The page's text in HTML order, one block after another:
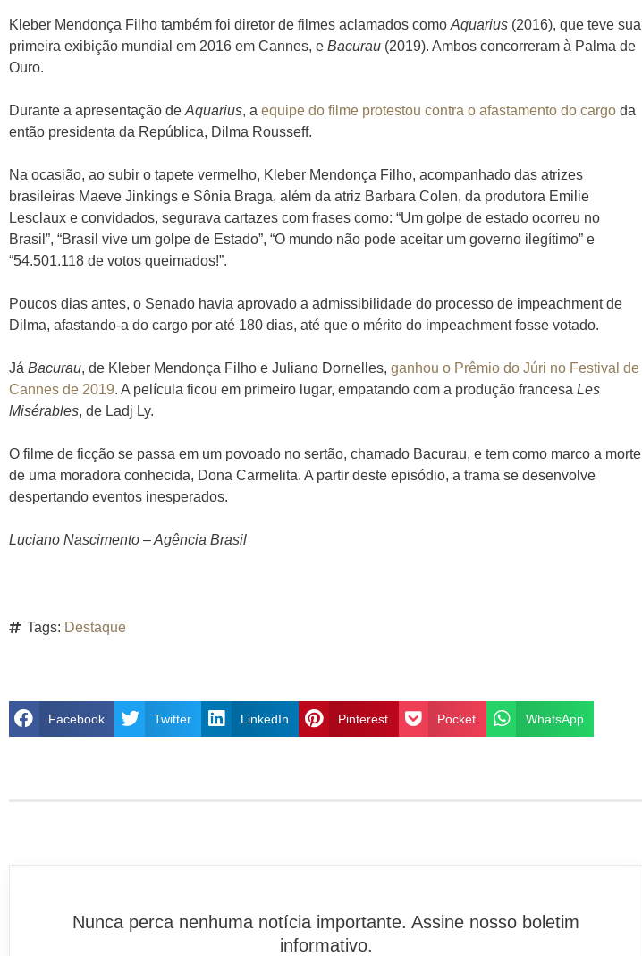
Kleber Mendonça Filho também foi diretor de filmes aclamados como Aquarius (2016), que teve sua
primeira exibição mundial em 2016 em Cannes, e Bacurau (2019). Ambos concorreram à Palma de
Ouro.
Durante a apresentação de Aquarius, a equipe do filme protestou contra o afastamento do cargo da
então presidenta da República, Dilma Rousseff.
Na ocasião, ao subir o tapete vermelho, Kleber Mendonça Filho, acompanhado das atrizes
brasileiras Maeve Jinkings e Sônia Braga, além da atriz Barbara Colen, da produtora Emilie
Lesclaux e convidados, segurava cartazes com frases como: “Um golpe de estado ocorreu no
Brasil”, “Brasil vive um golpe de Estado”, “O mundo não pode aceitar um governo ilegítimo” e
“54.501.118 de votos queimados!”.
Poucos dias antes, o Senado havia aprovado a admissibilidade do processo de impeachment de
Dilma, afastando-a do cargo por até 180 dias, até que o mérito do impeachment fosse votado.
Já Bacurau, de Kleber Mendonça Filho e Juliano Dornelles, ganhou o Prêmio do Júri no Festival de
Cannes de 2019. A película ficou em primeiro lugar, empatando com a produção francesa Les
Misérables, de Ladj Ly.
O filme de ficção se passa em um povoado no sertão, chamado Bacurau, e tem como marco a morte
de uma moradora conhecida, Dona Carmelita. A partir deste episódio, a trama se desenvolve
despertando eventos inesperados.
Luciano Nascimento – Agência Brasil
Tags: Destaque
Facebook Twitter LinkedIn Pinterest Pocket WhatsApp
Nunca perca nenhuma notícia importante. Assine nosso boletim
informativo.